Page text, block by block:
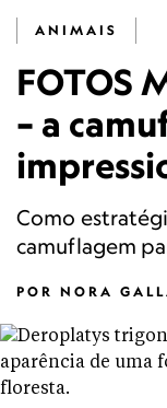
ANIMAIS
FOTOS
– a
Como
camuflagem
POR NORA